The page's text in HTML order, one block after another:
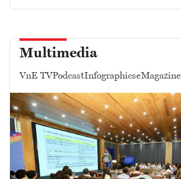
Multimedia
VnE TVPodcastInfographicseMagazine